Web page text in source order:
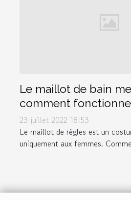
Le maillot de bain
comment
23 juillet 2022 18:53
Le maillot de règles est un
uniquement aux femmes.